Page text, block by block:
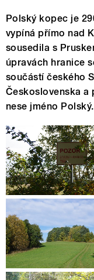
Polský kopec je
vypíná přímo nad
sousedila s
úpravách hranice
součástí českého
Československa a
nese jméno Polský.